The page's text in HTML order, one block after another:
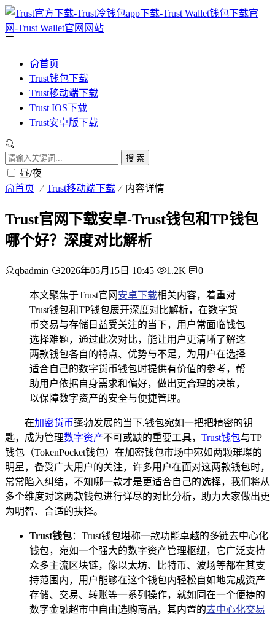
首页
Trust钱包下载
Trust移动端下载
Trust IOS下载
Trust安卓版下载
搜 索
昼/夜
首页 Trust移动端下载 内容详情
Trust官网下载安卓-Trust钱包和TP钱包
哪个好？深度对比解析
qbadmin 2026年05月15日 10:45 1.2K 0
本文聚焦于Trust官网 安卓下载相关内容，着重对
Trust钱包和TP钱包展开深度对比解析，在数字货
币交易与存储日益受关注的当下，用户常面临钱包
选择难题，通过此次对比，能让用户更清晰了解这
两款钱包各自的特点、优势与不足，为用户在选择
适合自己的数字货币钱包时提供有价值的参考，帮
助用户依据自身需求和偏好，做出更合理的决策，
以保障数字资产的安全与便捷管理。
在加密货币蓬勃发展的当下,钱包宛如一把把精密的钥
匙，成为管理数字资产不可或缺的重要工具， Trust钱包与TP
钱包（TokenPocket钱包）在加密钱包市场中宛如两颗璀璨的
明星，备受广大用户的关注，许多用户在面对这两款钱包时，
常常陷入纠结，不知哪一款才是更适合自己的选择，我们将从
多个维度对这两款钱包进行详尽的对比分析，助力大家做出更
为明智、合适的抉择。
Trust钱包：Trust钱包堪称一款功能卓越的多链去中心化
钱包，宛如一个强大的数字资产管理枢纽，它广泛支持
众多主流区块链，像以太坊、比特币、波场等都在其支
持范围内，用户能够在这个钱包内轻松自如地完成资产
存储、交易、转账等一系列操作，就如同在一个便捷的
数字金融超市中自由选购商品，其内置的去中心化交易